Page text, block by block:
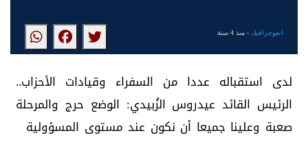
انفوجرافيك- منذ 4 سنة
لدى استقباله عددا من السفراء وقيادات الأحزاب..
الرئيس القائد عيدروس الزُبيدي: الوضع حرج والمرحلة
صعبة وعلينا جميعا أن نكون عند مستوى المسؤولية